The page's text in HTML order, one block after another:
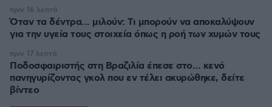
Όταν τα δέντρα... μιλούν: Τι μπορούν να αποκαλύψουν
για την υγεία τους στοιχεία όπως η ροή των χυμών τους
πριν 16 λεπτά
Ποδοσφαιριστής στη Βραζιλία έπεσε στο... κενό
πανηγυρίζοντας γκολ που εν τέλει ακυρώθηκε, δείτε
βίντεο
πριν 17 λεπτά